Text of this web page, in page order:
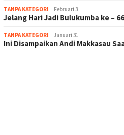
TANPA KATEGORI Februari 3
Jelang Hari Jadi Bulukumba ke –
TANPA KATEGORI Januari 31
Ini Disampaikan Andi Makkasau